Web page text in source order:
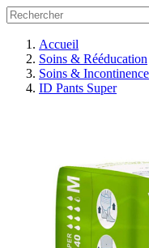
Accueil
Soins & Rééducation
Soins & Incontinence
ID Pants Super